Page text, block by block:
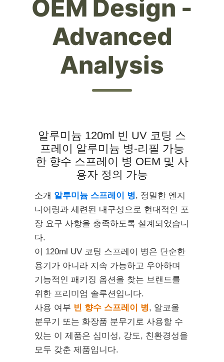
OEM Design -
Advanced
Analysis
알루미늄 120ml 빈 UV 코팅 스
프레이 알루미늄 병-리필 가능
한 향수 스프레이 병 OEM 및 사
용자 정의 가능
소개 알루미늄 스프레이 병, 정밀한 엔지
니어링과 세련된 내구성으로 현대적인 포
장 요구 사항을 충족하도록 설계되었습니
다.
이 120ml UV 코팅 스프레이 병은 단순한
용기가 아니라 지속 가능하고 우아하며
기능적인 패키징 옵션을 찾는 브랜드를
위한 프리미엄 솔루션입니다.
사용 여부 빈 향수 스프레이 병, 알코올
분무기 또는 화장품 분무기로 사용할 수
있는 이 제품은 심미성, 강도, 친환경성을
모두 갖춘 제품입니다.